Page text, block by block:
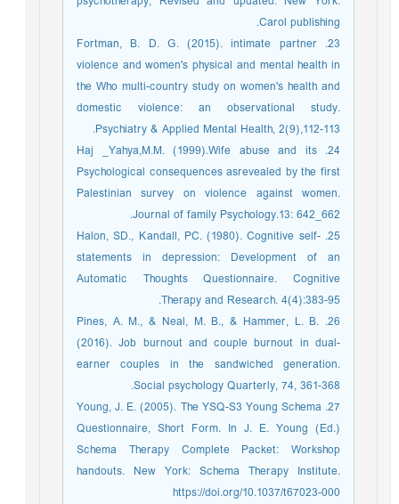
Carol publishing.
23. Fortman, B. D. G. (2015). intimate partner
violence and women's physical and mental health in
the Who multi-country study on women's health and
domestic violence: an observational study.
Psychiatry & Applied Mental Health, 2(9),112-113.
24. Haj _Yahya,M.M. (1999).Wife abuse and its
Psychological consequences asrevealed by the first
Palestinian survey on violence against women.
Journal of family Psychology.13: 642_662.
25. Halon, SD., Kandall, PC. (1980). Cognitive self-
statements in depression: Development of an
Automatic Thoughts Questionnaire. Cognitive
Therapy and Research. 4(4):383-95.
26. Pines, A. M., & Neal, M. B., & Hammer, L. B.
(2016). Job burnout and couple burnout in dual-
earner couples in the sandwiched generation.
Social psychology Quarterly, 74, 361-368.
27. Young, J. E. (2005). The YSQ-S3 Young Schema
Questionnaire, Short Form. In J. E. Young (Ed.)
Schema Therapy Complete Packet: Workshop
handouts. New York: Schema Therapy Institute.
https://doi.org/10.1037/t67023-000